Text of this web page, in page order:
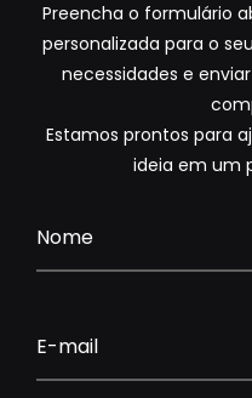
Preencha o formulário
personalizada para o
necessidades e
Estamos prontos para
ideia em um
Nome
E-mail